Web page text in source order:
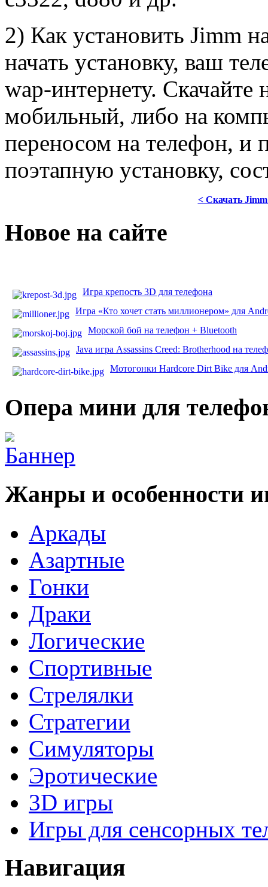
2) Как установить Jimm
начать установку, ваш
wap-интернету.
мобильный, либо на
переносом на телефон, и
поэтапную установку,
< Скачать
Новое на сайте
Игра крепость 3D для телефона
Игра «Кто хочет стать миллионером» для
Морской бой на телефон + Bluetooth
Java игра Assassins Creed: Brotherhood на
Мотогонки Hardcore Dirt Bike для
Опера мини для
Жанры и особенности
Аркады
Азартные
Гонки
Драки
Логические
Спортивные
Стрелялки
Стратегии
Симуляторы
Эротические
3D игры
Игры для сенсорных
Навигация